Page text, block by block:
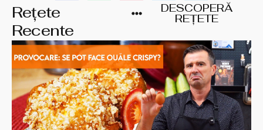
Rețete
Recente
DESCOPERĂ
REȚETE